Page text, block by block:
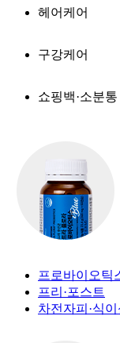
헤어케어
구강케어
쇼핑백·소분통
프로바이오틱
프리·포스트
차전자피·식